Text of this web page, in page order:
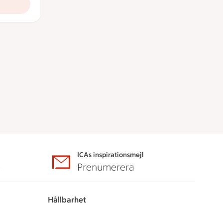
ICAs inspirationsmejl
Prenumerera
Hållbarhet